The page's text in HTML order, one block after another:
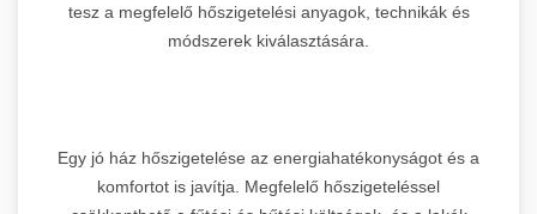
tesz a megfelelő hőszigetelési anyagok, technikák és
módszerek kiválasztására.
Egy jó ház hőszigetelése az energiahatékonyságot és a
komfortot is javítja. Megfelelő hőszigeteléssel